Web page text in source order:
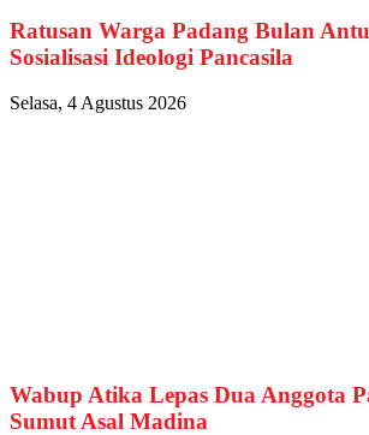
Ratusan Warga Padang Bulan
Sosialisasi Ideologi Pancasila
Selasa, 4 Agustus 2026
Wabup Atika Lepas Dua Anggota
Sumut Asal Madina